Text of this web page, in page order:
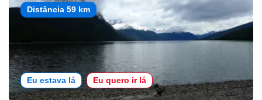
Distância 59 km
Eu estava lá Eu quero ir lá